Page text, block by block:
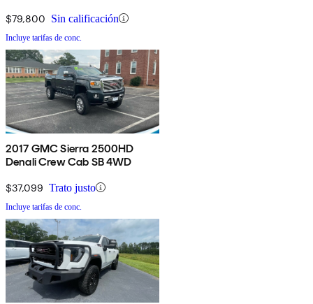
$79,800 Sin calificación
Incluye tarifas de conc.
2017 GMC Sierra 2500HD
Denali Crew Cab SB 4WD
$37,099 Trato justo
Incluye tarifas de conc.